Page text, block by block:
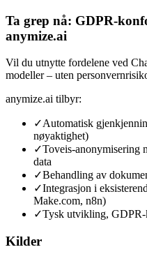
Ta grep nå: GDPR-
anymize.ai
Vil du utnytte fordelene ved
modeller – uten
anymize.ai tilbyr:
✓Automatisk
nøyaktighet)
✓Toveis-anonymisering
data
✓Behandling av
✓Integrasjon i
Make.com, n8n)
✓Tysk utvikling,
Kilder